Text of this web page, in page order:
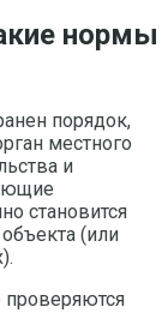
нормы
порядок,
местного
и
становится
(или